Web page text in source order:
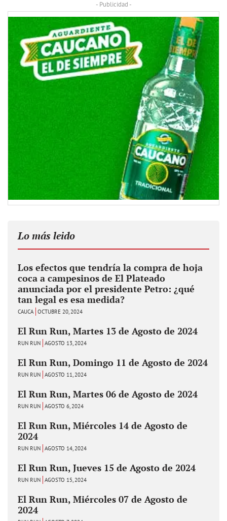
- Publicidad -
Lo más leido
Los efectos que tendría la compra de hoja
coca a campesinos de El Plateado
anunciada por el presidente Petro: ¿qué
tan legal es esa medida?
CAUCA OCTUBRE 20, 2024
El Run Run, Martes 13 de Agosto de 2024
RUN RUN AGOSTO 13, 2024
El Run Run, Domingo 11 de Agosto de 2024
RUN RUN AGOSTO 11, 2024
El Run Run, Martes 06 de Agosto de 2024
RUN RUN AGOSTO 6, 2024
El Run Run, Miércoles 14 de Agosto de
2024
RUN RUN AGOSTO 14, 2024
El Run Run, Jueves 15 de Agosto de 2024
RUN RUN AGOSTO 15, 2024
El Run Run, Miércoles 07 de Agosto de
2024